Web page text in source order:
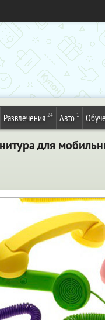
Развлечения 24 Авто 1
для